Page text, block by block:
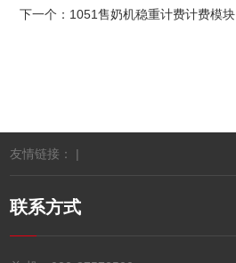
下一个： 1051售奶机稳重计费计费模块
友情链接： |
联系方式